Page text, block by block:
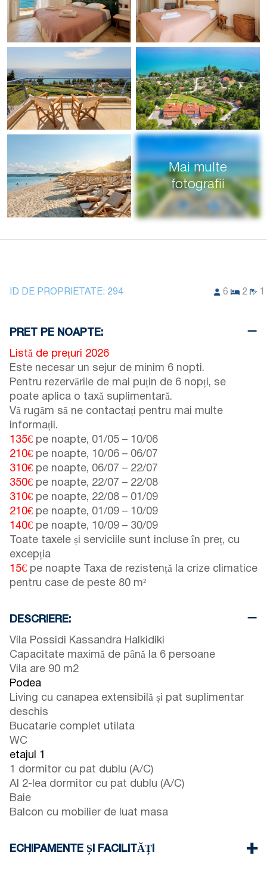
Mai multe
fotografii
ID DE PROPRIETATE: 294 6 2 1
PRET PE NOAPTE:
Listă de prețuri 2026
Este necesar un sejur de minim 6 nopti.
Pentru rezervările de mai puțin de 6 nopți, se
poate aplica o taxă suplimentară.
Vă rugăm să ne contactați pentru mai multe
informații.
135€ pe noapte, 01/05 – 10/06
210€ pe noapte, 10/06 – 06/07
310€ pe noapte, 06/07 – 22/07
350€ pe noapte, 22/07 – 22/08
310€ pe noapte, 22/08 – 01/09
210€ pe noapte, 01/09 – 10/09
140€ pe noapte, 10/09 – 30/09
Toate taxele și serviciile sunt incluse în preț, cu
excepția
15€ pe noapte Taxa de rezistență la crize climatice
pentru case de peste 80 m²
DESCRIERE:
Vila Possidi Kassandra Halkidiki
Capacitate maximă de până la 6 persoane
Vila are 90 m2
Podea
Living cu canapea extensibilă și pat suplimentar
deschis
Bucatarie complet utilata
WC
etajul 1
1 dormitor cu pat dublu (A/C)
Al 2-lea dormitor cu pat dublu (A/C)
Baie
Balcon cu mobilier de luat masa
ECHIPAMENTE ȘI FACILITĂȚI